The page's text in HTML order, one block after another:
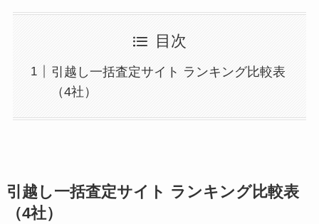
目次
引越し一括査定サイト ランキング比較表
（4社）
引越し一括査定サイト ランキング比較表
（4社）